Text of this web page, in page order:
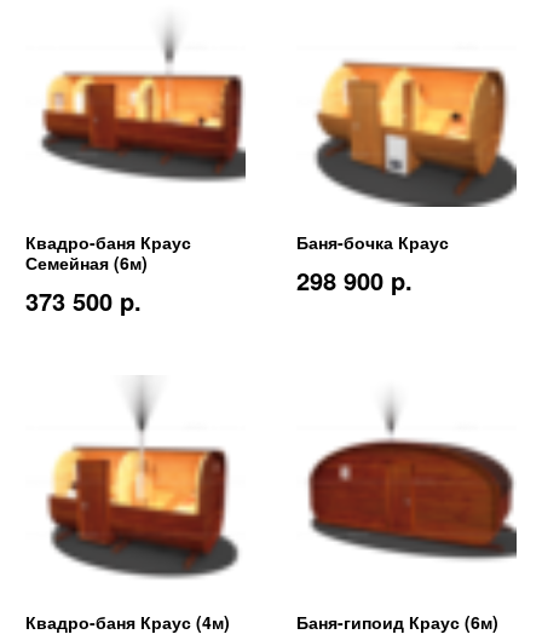
Квадро-баня Краус
Семейная (6м)
373 500 p.
Баня-бочка Краус
298 900 p.
Квадро-баня Краус (4м) Баня-гипоид Краус (6м)